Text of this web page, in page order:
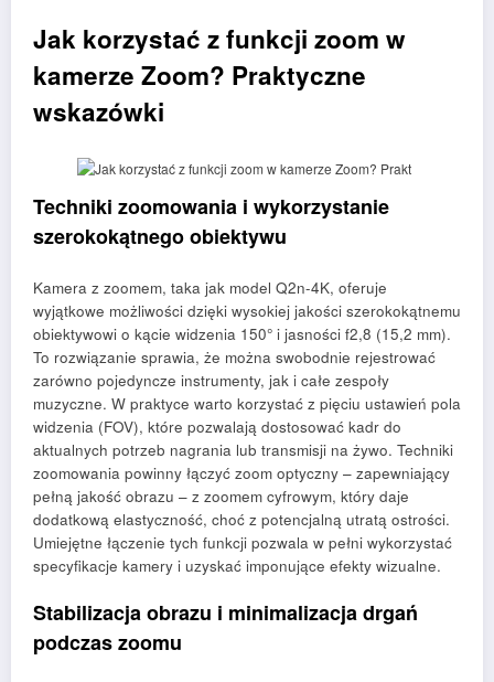
Jak korzystać z funkcji zoom w
kamerze Zoom? Praktyczne
wskazówki
Techniki zoomowania i wykorzystanie
szerokokątnego obiektywu
Kamera z zoomem, taka jak model Q2n-4K, oferuje
wyjątkowe możliwości dzięki wysokiej jakości szerokokątnemu
obiektywowi o kącie widzenia 150° i jasności f2,8 (15,2 mm).
To rozwiązanie sprawia, że można swobodnie rejestrować
zarówno pojedyncze instrumenty, jak i całe zespoły
muzyczne. W praktyce warto korzystać z pięciu ustawień pola
widzenia (FOV), które pozwalają dostosować kadr do
aktualnych potrzeb nagrania lub transmisji na żywo. Techniki
zoomowania powinny łączyć zoom optyczny – zapewniający
pełną jakość obrazu – z zoomem cyfrowym, który daje
dodatkową elastyczność, choć z potencjalną utratą ostrości.
Umiejętne łączenie tych funkcji pozwala w pełni wykorzystać
specyfikacje kamery i uzyskać imponujące efekty wizualne.
Stabilizacja obrazu i minimalizacja drgań
podczas zoomu